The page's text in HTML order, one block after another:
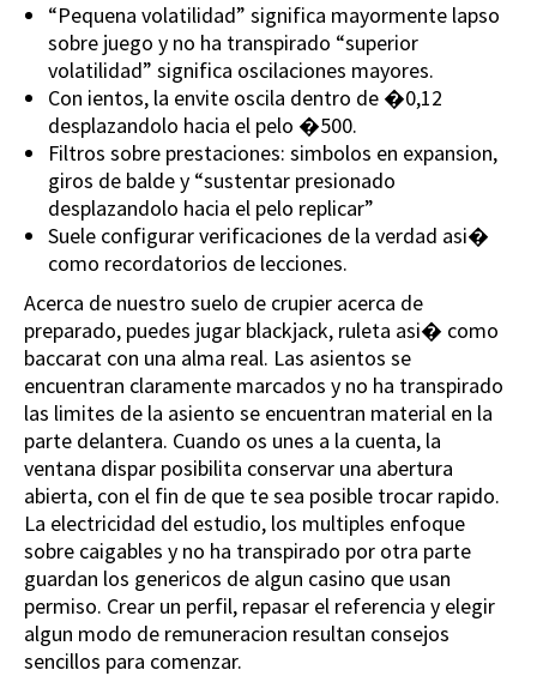
“Pequena volatilidad” significa mayormente lapso
sobre juego y no ha transpirado “superior
volatilidad” significa oscilaciones mayores.
Con ientos, la envite oscila dentro de �0,12
desplazandolo hacia el pelo �500.
Filtros sobre prestaciones: simbolos en expansion,
giros de balde y “sustentar presionado
desplazandolo hacia el pelo replicar”
Suele configurar verificaciones de la verdad asi�
como recordatorios de lecciones.
Acerca de nuestro suelo de crupier acerca de
preparado, puedes jugar blackjack, ruleta asi� como
baccarat con una alma real. Las asientos se
encuentran claramente marcados y no ha transpirado
las limites de la asiento se encuentran material en la
parte delantera. Cuando os unes a la cuenta, la
ventana dispar posibilita conservar una abertura
abierta, con el fin de que te sea posible trocar rapido.
La electricidad del estudio, los multiples enfoque
sobre caigables y no ha transpirado por otra parte
guardan los genericos de algun casino que usan
permiso. Crear un perfil, repasar el referencia y elegir
algun modo de remuneracion resultan consejos
sencillos para comenzar.